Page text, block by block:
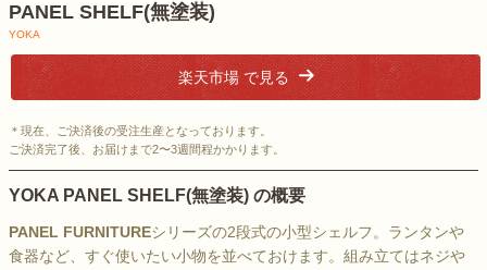
PANEL SHELF(無塗装)
YOKA
楽天市場 で見る
＊現在、ご決済後の受注生産となっております。
ご決済完了後、お届けまで2〜3週間程かかります。
YOKA PANEL SHELF(無塗装) の概要
PANEL FURNITUREシリーズの2段式の小型シェルフ。ランタンや
食器など、すぐ使いたい小物を並べておけます。組み立てはネジや